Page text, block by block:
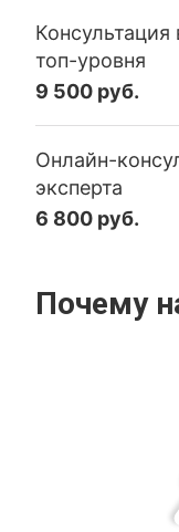
Консультация
топ-уровня
9 500 руб.
Онлайн-
эксперта
6 800 руб.
Почему